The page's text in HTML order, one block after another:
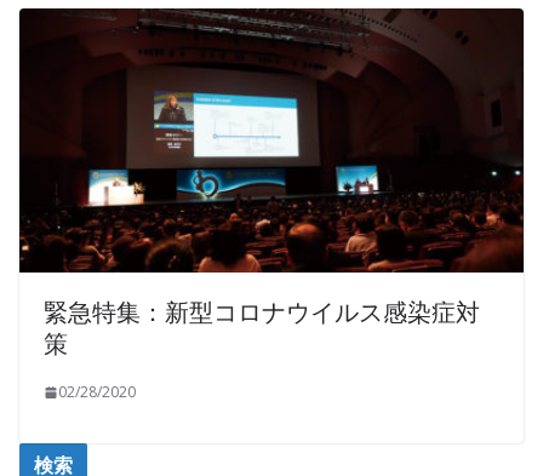
緊急特集：新型コロナウイルス感染症対
策
02/28/2020
検索